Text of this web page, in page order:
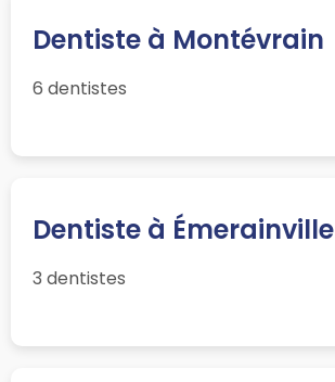
Dentiste à Montévrain
6 dentistes
Dentiste à Émerainville
3 dentistes